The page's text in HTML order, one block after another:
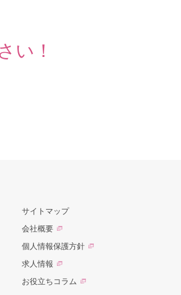
い！
サイトマップ
会社概要
個人情報保護方針
求人情報
お役立ちコラム